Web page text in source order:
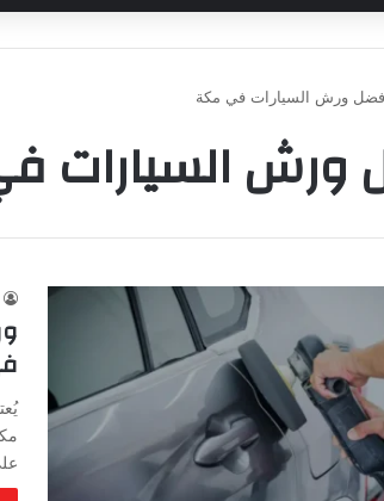
ورش السيارات في مكة
ورش السيارات